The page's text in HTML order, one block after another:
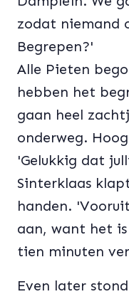
zodat niemand
Begrepen?'
Alle Pieten
hebben het
gaan heel
onderweg.
'Gelukkig dat
Sinterklaas
handen.
aan, want het
tien minuten
Even later